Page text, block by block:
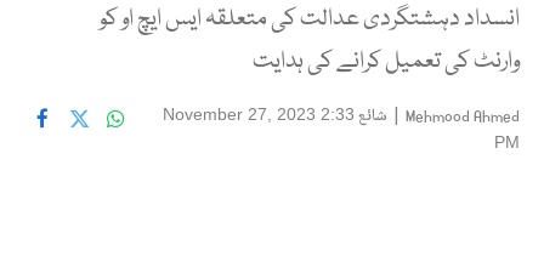
انسداد دہشتگردی عدالت کی متعلقہ ایس ایچ او کو
وارنٹ کی تعمیل کرانے کی ہدایت
Mehmood Ahmed
| شائع November 27, 2023 2:33
PM